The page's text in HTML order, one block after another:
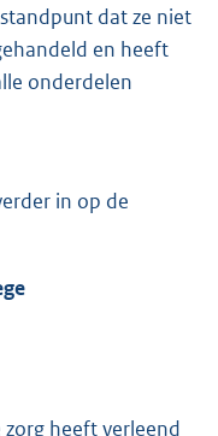
dat ze niet
en heeft
onderdelen
in op de
heeft verleend